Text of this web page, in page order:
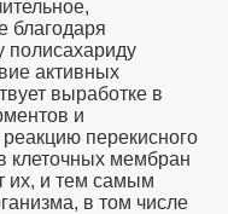
благодаря
полисахариду
активных
выработке в
и
перекисного
клеточных мембран
их, и тем самым
в том числе